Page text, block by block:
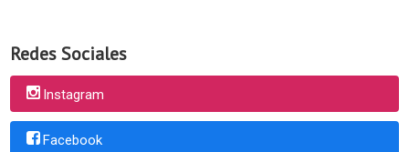
Redes Sociales
Instagram
Facebook